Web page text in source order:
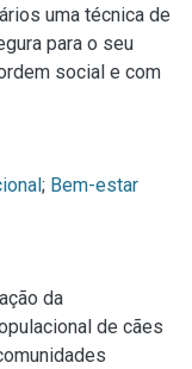
uma técnica de
para o seu
social e com
; Bem-estar
da
de cães